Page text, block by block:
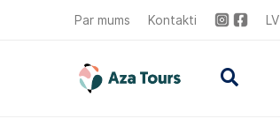
Par mums Kontakti LV